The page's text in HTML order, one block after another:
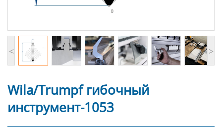
< >
Wila/Trumpf гибочный
инструмент-1053